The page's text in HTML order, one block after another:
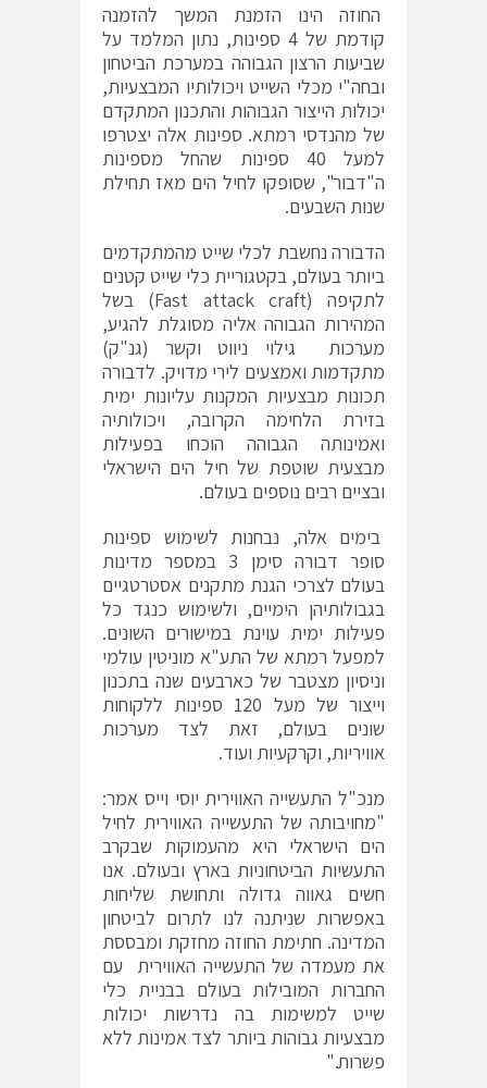
החוזה הינו הזמנת המשך להזמנה
קודמת של 4 ספינות, נתון המלמד על
שביעות הרצון הגבוהה במערכת הביטחון
ובחה"י מכלי השייט ויכולותיו המבצעיות,
יכולות הייצור הגבוהות והתכנון המתקדם
של מהנדסי רמתא. ספינות אלה יצטרפו
למעל 40 ספינות שהחל מספינות
ה"דבור", שסופקו לחיל הים מאז תחילת
שנות השבעים.
הדבורה נחשבת לכלי שייט מהמתקדמים
ביותר בעולם, בקטגוריית כלי שייט קטנים
לתקיפה (Fast attack craft) בשל
המהירות הגבוהה אליה מסוגלת להגיע,
מערכות גילוי ניווט וקשר (גנ"ק)
מתקדמות ואמצעים לירי מדויק. לדבורה
תכונות מבצעיות המקנות עליונות ימית
בזירת הלחימה הקרובה, ויכולותיה
ואמינותה הגבוהה הוכחו בפעילות
מבצעית שוטפת של חיל הים הישראלי
ובציים רבים נוספים בעולם.
בימים אלה, נבחנות לשימוש ספינות
סופר דבורה סימן 3 במספר מדינות
בעולם לצרכי הגנת מתקנים אסטרטגיים
בגבולותיהן הימיים, ולשימוש כנגד כל
פעילות ימית עוינת במישורים השונים.
למפעל רמתא של התע"א מוניטין עולמי
וניסיון מצטבר של כארבעים שנה בתכנון
וייצור של מעל 120 ספינות ללקוחות
שונים בעולם, זאת לצד מערכות
אוויריות, וקרקעיות ועוד.
מנכ"ל התעשייה האווירית יוסי וייס אמר:
"מחויבותה של התעשייה האווירית לחיל
הים הישראלי היא מהעמוקות שבקרב
התעשיות הביטחוניות בארץ ובעולם. אנו
חשים גאווה גדולה ותחושת שליחות
באפשרות שניתנה לנו לתרום לביטחון
המדינה. חתימת החוזה מחזקת ומבססת
את מעמדה של התעשייה האווירית עם
החברות המובילות בעולם בבניית כלי
שייט למשימות בה נדרשות יכולות
מבצעיות גבוהות ביותר לצד אמינות ללא
פשרות."